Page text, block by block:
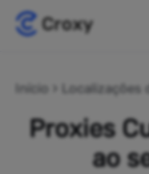
Início Localizações
Proxies
ao